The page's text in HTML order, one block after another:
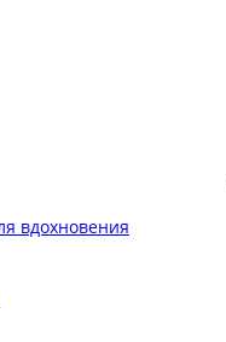
вдохновения